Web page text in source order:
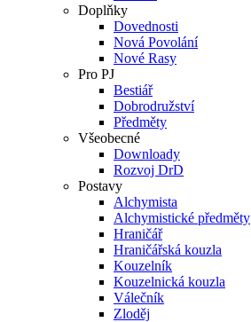
Doplňky
Dovednosti
Nová Povolání
Nové Rasy
Pro PJ
Bestiář
Dobrodružství
Předměty
Všeobecné
Downloady
Rozvoj DrD
Postavy
Alchymista
Alchymistické předměty
Hraničář
Hraničářská kouzla
Kouzelník
Kouzelnická kouzla
Válečník
Zloděj